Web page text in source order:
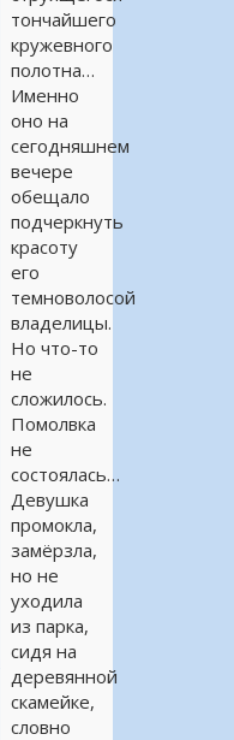
тончайшего
кружевного
полотна…
Именно
оно на
сегодняшнем
вечере
обещало
подчеркнуть
красоту
его
темноволосой
владелицы.
Но что-то
не
сложилось.
Помолвка
не
состоялась…
Девушка
промокла,
замёрзла,
но не
уходила
из парка,
сидя на
деревянной
скамейке,
словно